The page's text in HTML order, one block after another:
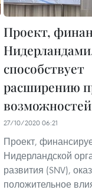
Проект,
способствует
расширению
27/10/2020 06:21
Проект,
Нидерландской
развития (SNV),
положительное